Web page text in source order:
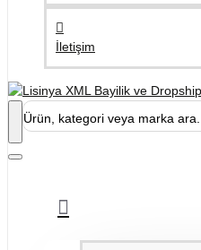
İletişim
Ürün, kategori veya marka ara...